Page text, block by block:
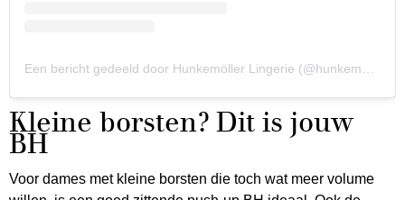
Kleine borsten? Dit is jouw
BH
Voor dames met kleine borsten die toch wat meer volume